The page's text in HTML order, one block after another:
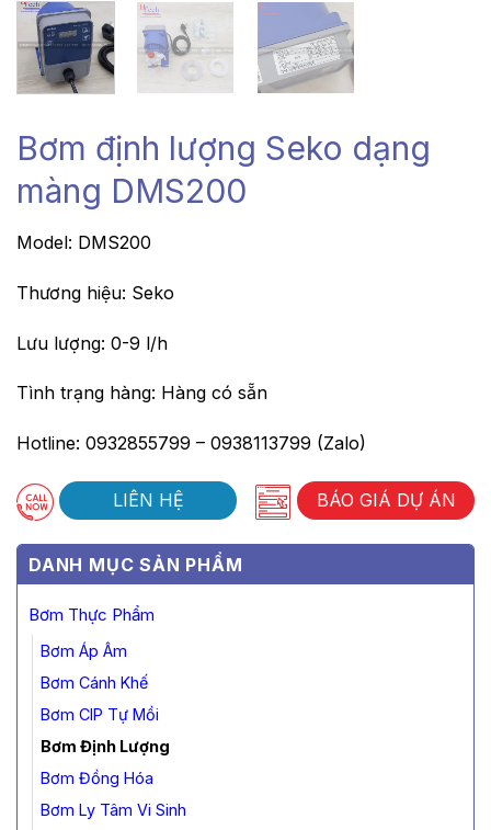
DANH MỤC SẢN PHẨM
Bơm Thực Phẩm
Bơm Áp Âm
Bơm Cánh Khế
Bơm CIP Tự Mồi
Bơm Định Lượng
Bơm Đồng Hóa
Bơm Ly Tâm Vi Sinh
Bơm định lượng Seko dạng
màng DMS200
Model: DMS200
Thương hiệu: Seko
Lưu lượng: 0-9 l/h
Tình trạng hàng: Hàng có sẵn
Hotline: 0932855799 – 0938113799 (Zalo)
LIÊN HỆ BÁO GIÁ DỰ ÁN